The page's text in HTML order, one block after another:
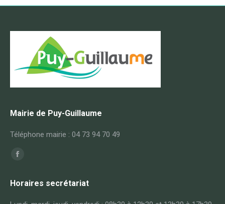
Mairie de Puy-Guillaume
Téléphone mairie : 04 73 94 70 49
Trouvez nous sur :
Horaires secrétariat